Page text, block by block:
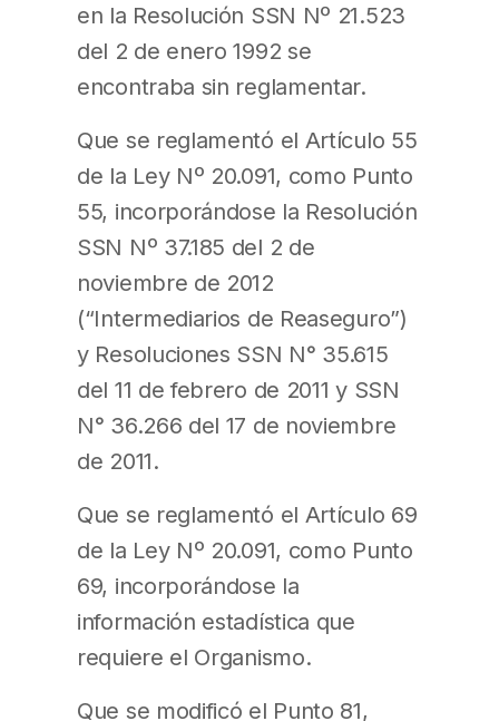
en la Resolución SSN Nº 21.523
del 2 de enero 1992 se
encontraba sin reglamentar.
Que se reglamentó el Artículo 55
de la Ley Nº 20.091, como Punto
55, incorporándose la Resolución
SSN Nº 37.185 del 2 de
noviembre de 2012
(“Intermediarios de Reaseguro”)
y Resoluciones SSN N° 35.615
del 11 de febrero de 2011 y SSN
N° 36.266 del 17 de noviembre
de 2011.
Que se reglamentó el Artículo 69
de la Ley Nº 20.091, como Punto
69, incorporándose la
información estadística que
requiere el Organismo.
Que se modificó el Punto 81,